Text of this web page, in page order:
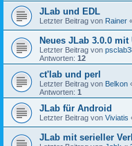
JLab und EDL
Letzter Beitrag von Rainer
Neues JLab 3.0.0
Letzter Beitrag von
Antworten: 12
ct'lab und perl
Letzter Beitrag von Belkon
Antworten: 1
JLab für Android
Letzter Beitrag von Viviatis
JLab mit serieller